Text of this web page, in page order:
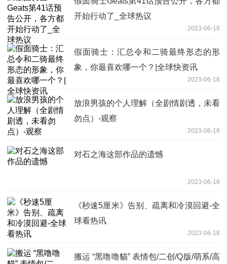
开始行动了_全球热议
2023-06-18
假面骑士：汇总令和二骑最终形态的形
象，你最喜欢哪一个？|全球快资讯
2023-06-18
放浪男孩的个人理解（全剧情剧透，未看
勿点）-观察
2023-06-18
对石之海这部作品的遗憾
2023-06-18
《秒速5厘米》告别、疏离和冷漠回避-全
球看热讯
2023-06-18
搬运 “黑噜噜貓” 表情包/二创/Q版/萌系/高